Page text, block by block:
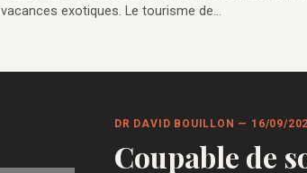
vacances exotiques. Le tourisme de…
DR DAVID BOUILLON — 16/09/
Coupable de